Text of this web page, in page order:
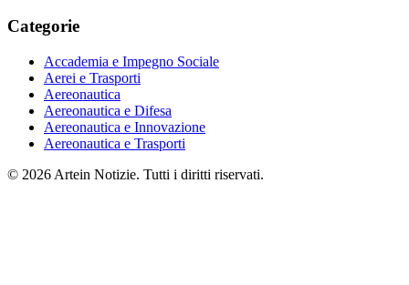
Categorie
Accademia e Impegno Sociale
Aerei e Trasporti
Aereonautica
Aereonautica e Difesa
Aereonautica e Innovazione
Aereonautica e Trasporti
© 2026 Artein Notizie. Tutti i diritti riservati.